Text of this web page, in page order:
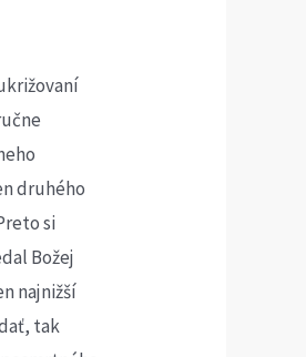
druhého
si
Božej
najnižší
tak